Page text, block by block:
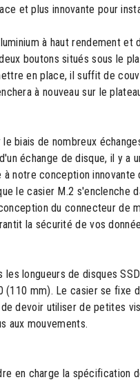
et plus innovante pour
à haut rendement
boutons situés sous le
en place, il suffit de
à nouveau sur le
biais de nombreux
échange de disque, il y
notre conception
le casier M.2 s'enclenche
du connecteur de
la sécurité de vos
longueurs de disques
mm). Le casier se fixe
devoir utiliser de petites
aux mouvements.
en charge la spécification